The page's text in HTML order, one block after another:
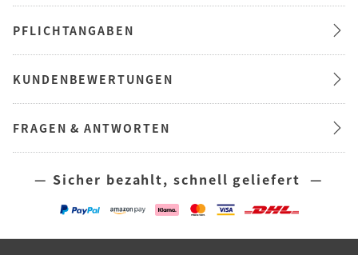
PFLICHTANGABEN
KUNDENBEWERTUNGEN
FRAGEN & ANTWORTEN
— Sicher bezahlt, schnell geliefert —